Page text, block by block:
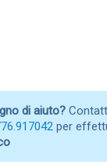
di aiuto?
per